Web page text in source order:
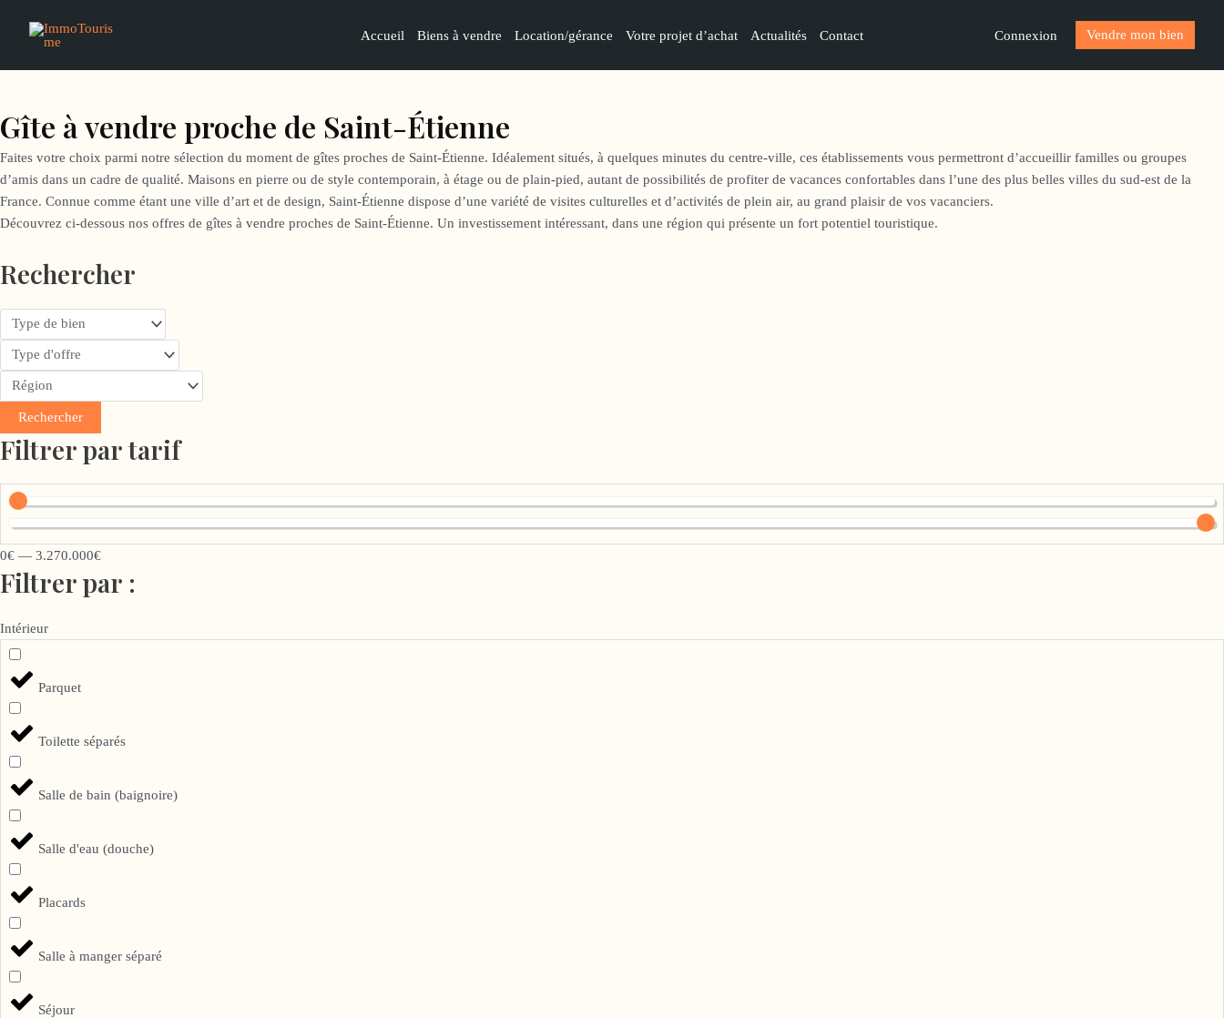
Accueil Biens à vendre Location/gérance Votre projet d’achat Actualités Contact Connexion Vendre mon bien
Gîte à vendre proche de Saint-Étienne
Faites votre choix parmi notre sélection du moment de gîtes proches de Saint-Étienne. Idéalement situés, à quelques minutes du centre-ville, ces établissements vous permettront d’accueillir familles ou groupes
d’amis dans un cadre de qualité. Maisons en pierre ou de style contemporain, à étage ou de plain-pied, autant de possibilités de profiter de vacances confortables dans l’une des plus belles villes du sud-est de la
France. Connue comme étant une ville d’art et de design, Saint-Étienne dispose d’une variété de visites culturelles et d’activités de plein air, au grand plaisir de vos vacanciers.
Découvrez ci-dessous nos offres de gîtes à vendre proches de Saint-Étienne. Un investissement intéressant, dans une région qui présente un fort potentiel touristique.
Rechercher
Rechercher
Filtrer par tarif
0€ — 3.270.000€
Filtrer par :
Intérieur
Parquet
Toilette séparés
Salle de bain (baignoire)
Salle d'eau (douche)
Placards
Salle à manger séparé
Séjour